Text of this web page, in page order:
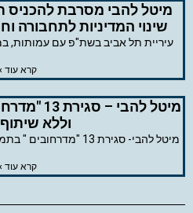
מיטל להבי מסרבת
שינוי המדיניות לתחבורה
עיריית תל אביב בשת"פ עם עמותות,
קרא עוד
מיטל
וללא
מיטל להבי- סגירת 13 "מדרחובים " בתמיכת העמותות וללא שיתוף ציבור
קרא עוד